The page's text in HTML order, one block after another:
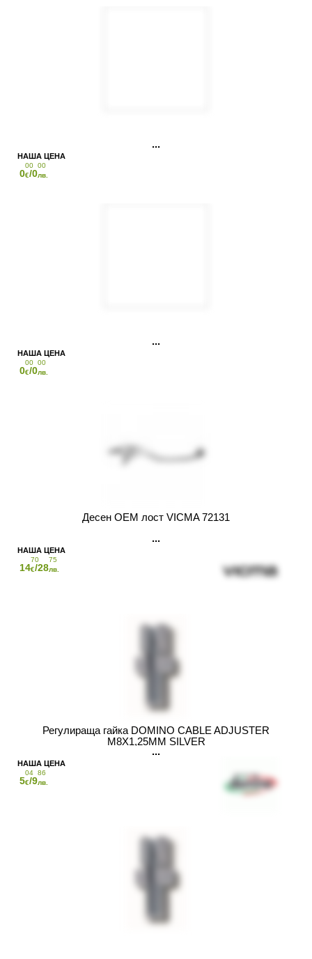
0
00
€/0
00
лв.
0
00
€/0
00
лв.
Десен OEM лост VICMA 72131
14
70
€/28
75
лв.
Регулираща гайка DOMINO CABLE ADJUSTER
M8X1,25MM SILVER
5
04
€/9
86
лв.